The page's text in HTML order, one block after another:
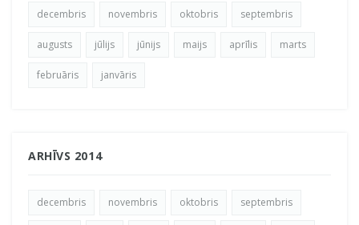
decembris novembris oktobris septembris
augusts jūlijs jūnijs maijs aprīlis marts
februāris janvāris
ARHĪVS 2014
decembris novembris oktobris septembris